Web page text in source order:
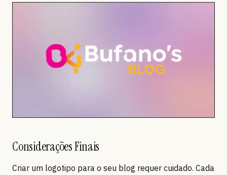
Considerações Finais
Criar um logotipo para o seu blog requer cuidado. Cada